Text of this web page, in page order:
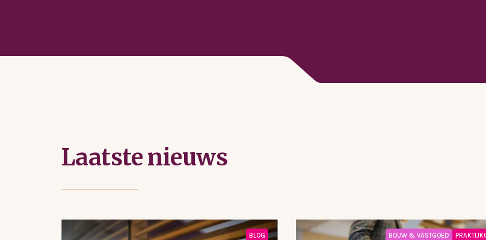
Laatste nieuws
BLOG BOUW & VASTGOED